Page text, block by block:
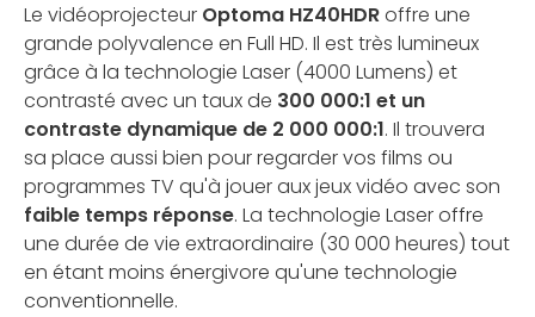
Le vidéoprojecteur Optoma HZ40HDRoffre une
grande polyvalence en Full HD. Il est très lumineux
grâce à la technologie Laser (4000 Lumens) et
contrasté avec un taux de 300 000:1 et un
contraste dynamique de 2 000 000:1. Il trouvera
sa place aussi bien pour regarder vos films ou
programmes TV qu'à jouer aux jeux vidéo avec son
faible temps réponse. La technologie Laser offre
une durée de vie extraordinaire (30 000 heures) tout
en étant moins énergivore qu'une technologie
conventionnelle.